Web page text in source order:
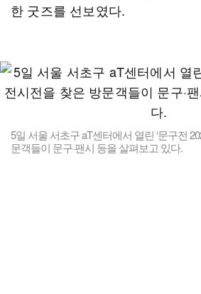
한 굿즈를 선보였다.
5일 서울 서초구 aT센터에서 열린 ‘문구전
문객들이 문구·팬시 등을 살펴보고 있다.